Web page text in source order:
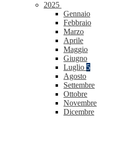
2025
Gennaio
Febbraio
Marzo
Aprile
Maggio
Giugno
Luglio 5
Agosto
Settembre
Ottobre
Novembre
Dicembre